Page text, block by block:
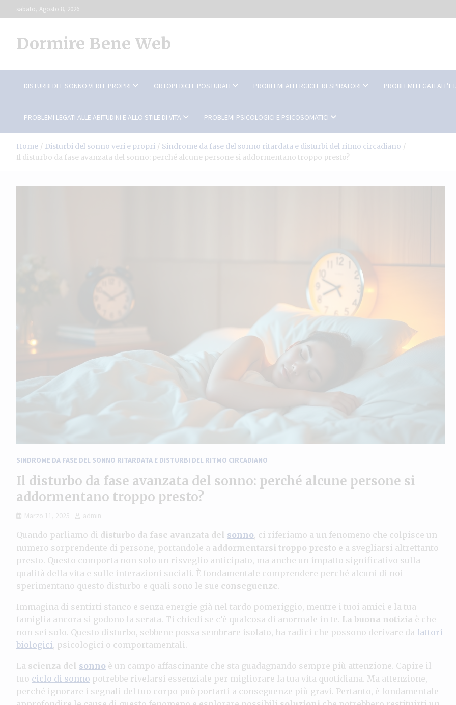
to
sabato, Agosto 8, 2026
Dormire Bene Web
DISTURBI DEL SONNO VERI E PROPRI ORTOPEDICI E POSTURALI PROBLEMI ALLERGICI E RESPIRATORI PROBLEMI LEGATI
PROBLEMI LEGATI ALLE ABITUDINI E ALLO STILE DI VITA PROBLEMI PSICOLOGICI E PSICOSOMATICI
Home Disturbi del sonno veri e propri
Sindrome da fase del sonno ritardata e disturbi del ritmo circadiano
Il disturbo da fase avanzata del sonno: perché alcune persone si addormentano troppo presto?
SINDROME DA FASE DEL SONNO RITARDATA E DISTURBI DEL RITMO CIRCADIANO
Il disturbo da fase avanzata del sonno: perché alcune persone si
addormentano troppo presto?
Marzo 11, 2025 admin
Quando parliamo di disturbo da fase avanzata del sonno, ci riferiamo a un fenomeno che colpisce un
numero sorprendente di persone, portandole a addormentarsi troppo presto e a svegliarsi altrettanto
presto. Questo comporta non solo un risveglio anticipato, ma anche un impatto significativo sulla
qualità della vita e sulle interazioni sociali. È fondamentale comprendere perché alcuni di noi
sperimentano questo disturbo e quali sono le sue conseguenze.
Immagina di sentirti stanco e senza energie già nel tardo pomeriggio, mentre i tuoi amici e la tua
famiglia ancora si godono la serata. Ti chiedi se c’è qualcosa di anormale in te. La buona notizia è che
non sei solo. Questo disturbo, sebbene possa sembrare isolato, ha radici che possono derivare da fattori
biologici, psicologici o comportamentali.
La scienza del sonno è un campo affascinante che sta guadagnando sempre più attenzione. Capire il
tuo ciclo di sonno potrebbe rivelarsi essenziale per migliorare la tua vita quotidiana. Ma attenzione,
perché ignorare i segnali del tuo corpo può portarti a conseguenze più gravi. Pertanto, è fondamentale